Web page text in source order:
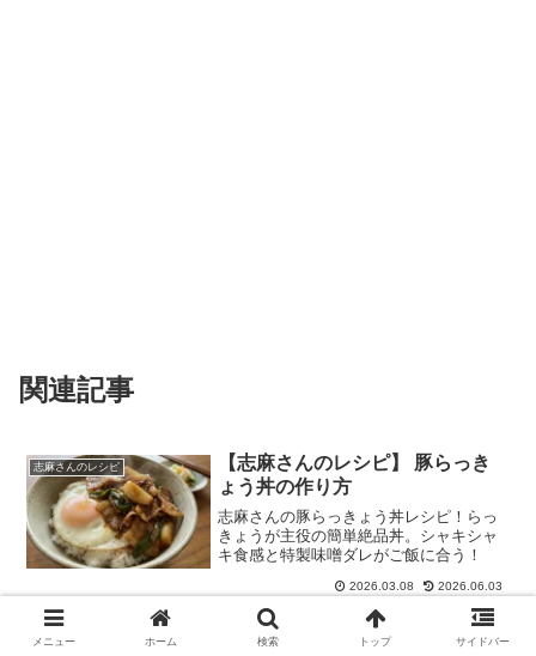
関連記事
志麻さんのレシピ
【志麻さんのレシピ】 豚らっき
ょう丼の作り方
志麻さんの豚らっきょう丼レシピ！らっ
きょうが主役の簡単絶品丼。シャキシャ
キ食感と特製味噌ダレがご飯に合う！
2026.03.08 2026.06.03
志麻さんのレシピ
【沸騰ワード】冷製コーンスープ
のレシピ 志麻さん肉料理＆夏野
メニュー ホーム 検索 トップ サイドバー